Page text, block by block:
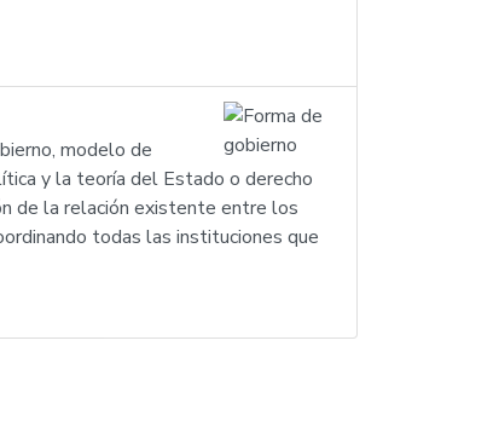
modelo de
y la teoría del Estado o derecho
de la relación existente entre los
todas las instituciones que